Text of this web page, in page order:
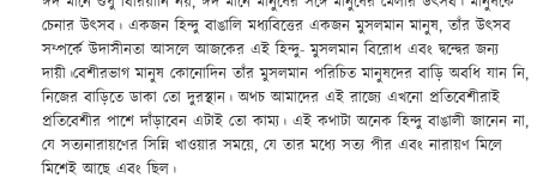
চেনার উৎসব। একজন হিন্দু বাঙালি মধ্যবিত্তের একজন মুসলমান মানুষ, তাঁর উৎসব
সম্পর্কে উদাসীনতা আসলে আজকের এই হিন্দু- মুসলমান বিরোধ এবং দ্বন্দ্বের জন্য
দায়ী।বেশীরভাগ মানুষ কোনোদিন তাঁর মুসলমান পরিচিত মানুষদের বাড়ি অবধি যান নি,
নিজের বাড়িতে ডাকা তো দুরস্থান। অথচ আমাদের এই রাজ্যে এখনো প্রতিবেশীরাই
প্রতিবেশীর পাশে দাঁড়াবেন এটাই তো কাম্য। এই কথাটা অনেক হিন্দু বাঙালী জানেন না,
যে সত্যনারায়ণের সিন্নি খাওয়ার সময়ে, যে তার মধ্যে সত্য পীর এবং নারায়ণ মিলে
মিশেই আছে এবং ছিল।